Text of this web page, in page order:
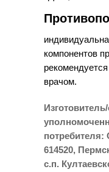
614520,
с.п.
компонентов
врачом.